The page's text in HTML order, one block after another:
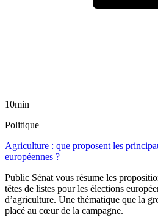
10min
Politique
Agriculture : que proposent les
européennes ?
Public Sénat vous résume les
têtes de listes pour les élections
d’agriculture. Une thématique que la
placé au cœur de la campagne.